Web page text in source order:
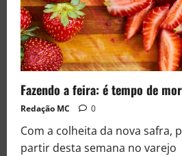
Fazendo a feira: é tempo de
Redação MC 0
Com a colheita da nova safra,
partir desta semana no varejo